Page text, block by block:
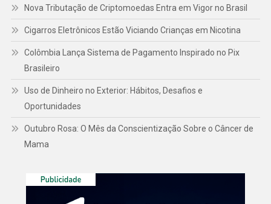
Nova Tributação de Criptomoedas Entra em Vigor no Brasil
Cigarros Eletrônicos Estão Viciando Crianças em Nicotina
Colômbia Lança Sistema de Pagamento Inspirado no Pix
Brasileiro
Uso de Dinheiro no Exterior: Hábitos, Desafios e
Oportunidades
Outubro Rosa: O Mês da Conscientização Sobre o Câncer de
Mama